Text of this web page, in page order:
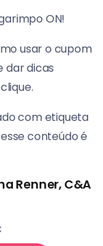
ON!
usar o cupom
dar dicas
com etiqueta
conteúdo é
Renner, C&A